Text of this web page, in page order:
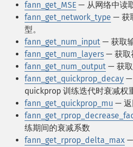
fann_get_MSE — 从网络中读
fann_get_network_type — 获
型。
fann_get_num_input — 获取
fann_get_num_layers — 获取
fann_get_num_output — 获取
fann_get_quickprop_decay —
quickprop 训练迭代时衰减权
fann_get_quickprop_mu — 返
练期间的衰减系数
fann_get_rprop_delta_max